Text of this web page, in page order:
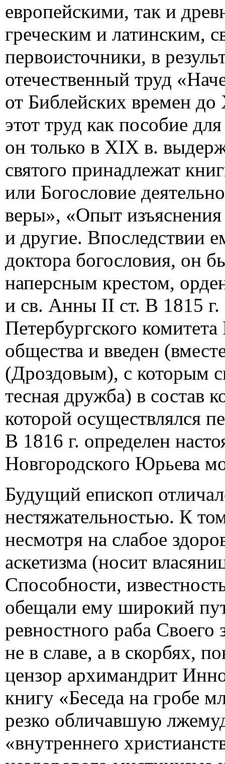
европейскими, так и
греческим и латинским,
первоисточники, в
отечественный труд
от Библейских времен
этот труд как пособие
он только в XIX в.
святого принадлежат
или Богословие
веры», «Опыт
и другие. Впоследствии
доктора богословия, он
наперсным крестом,
и св. Анны II ст. В 1815
Петербургского
общества и введен
(Дроздовым), с которым
тесная дружба) в состав
которой осуществлялся
В 1816 г. определен
Новгородского Юрьева
Будущий епископ
нестяжательностью. К
несмотря на слабое
аскетизма (носит
Способности,
обещали ему широкий
ревностного раба
не в славе, а в скорбях,
цензор архимандрит
книгу «Беседа на гробе
резко обличавшую
«внутреннего